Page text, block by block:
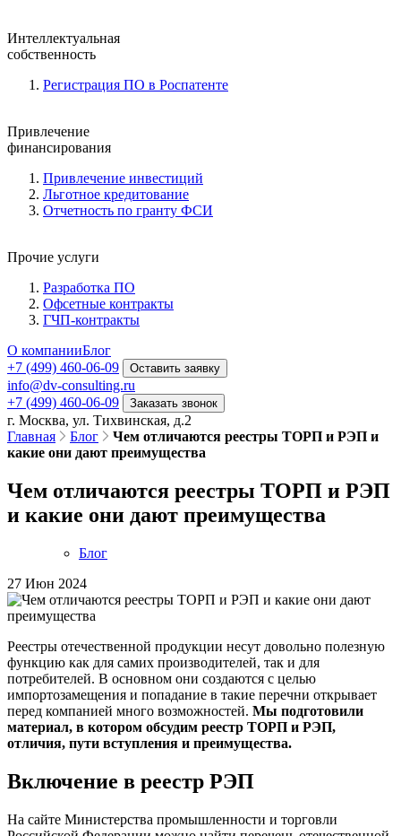
Интеллектуальная
собственность
Регистрация ПО в Роспатенте
Привлечение
финансирования
Привлечение инвестиций
Льготное кредитование
Отчетность по гранту ФСИ
Прочие услуги
Разработка ПО
Офсетные контракты
ГЧП-контракты
О компанииБлог
+7 (499) 460-06-09
Оставить заявку
info@dv-consulting.ru
+7 (499) 460-06-09
Заказать звонок
г. Москва, ул. Тихвинская, д.2
Главная
Блог
Чем отличаются реестры ТОРП и РЭП и
какие они дают преимущества
Чем отличаются реестры ТОРП и РЭП
и какие они дают преимущества
Блог
27 Июн 2024
Реестры отечественной продукции несут довольно полезную
функцию как для самих производителей, так и для
потребителей. В основном они создаются с целью
импортозамещения и попадание в такие перечни открывает
перед компанией много возможностей. Мы подготовили
материал, в котором обсудим реестр ТОРП и РЭП,
отличия, пути вступления и преимущества.
Включение в реестр РЭП
На сайте Министерства промышленности и торговли